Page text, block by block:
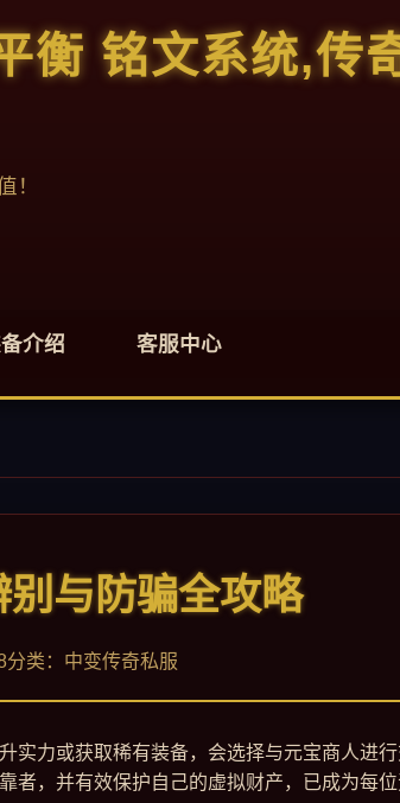
衡 铭文系统,传
！
介绍 客服中心
与防骗全攻略
分类：中变传奇私服
力或获取稀有装备，会选择与元宝商人进行
者，并有效保护自己的虚拟财产，已成为每